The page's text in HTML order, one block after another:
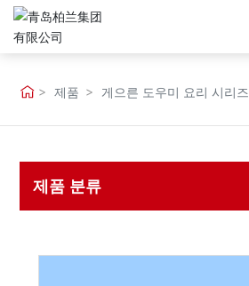
회사 소개
제품
제품 게으른 도우미 요리 시리즈
제품 분류